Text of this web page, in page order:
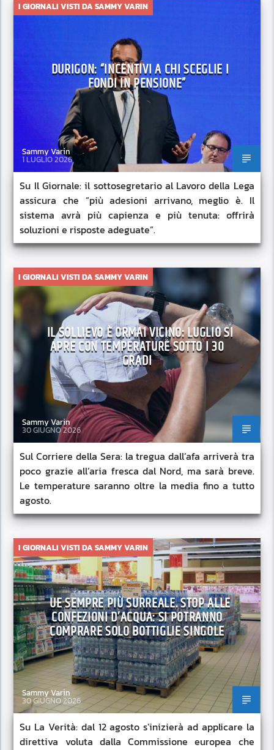
I GIORNALI VISTI DA SAMMY VARIN
DURIGON: “INCENTIVI A CHI SCEGLIE I
FONDI IN PENSIONE”
Sammy Varin
1 LUGLIO 2026
Su Il Giornale: il sottosegretario al Lavoro della Lega
assicura che “più adesioni arrivano, meglio è. Il
sistema avrà più capienza e più tenuta: offrirà
soluzioni e risposte adeguate”.
I GIORNALI VISTI DA SAMMY VARIN
IL SOLLIEVO È ORMAI VICINO: LUGLIO SI
APRE CON TEMPERATURE SOTTO I 30
GRADI
Sammy Varin
30 GIUGNO 2026
Sul Corriere della Sera: la tregua dall’afa arriverà tra
poco grazie all’aria fresca dal Nord, ma sarà breve.
Le temperature saranno oltre la media fino a tutto
agosto.
I GIORNALI VISTI DA SAMMY VARIN
UE SEMPRE PIÙ SURREALE. STOP ALLE
CONFEZIONI D’ACQUA: SI POTRANNO
COMPRARE SOLO BOTTIGLIE SINGOLE
Sammy Varin
30 GIUGNO 2026
Su La Verità: dal 12 agosto s’inizierà ad applicare la
direttiva voluta dalla Commissione europea che